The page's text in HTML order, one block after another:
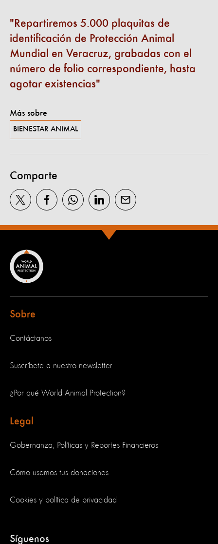
Repartiremos 5.000 plaquitas de
identificación de Protección Animal
Mundial en Veracruz, grabadas con el
número de folio correspondiente, hasta
agotar existencias
Más sobre
BIENESTAR ANIMAL
Comparte
Sobre
Contáctanos
Suscríbete a nuestro newsletter
¿Por qué World Animal Protection?
Legal
Gobernanza, Políticas y Reportes Financieros
Cómo usamos tus donaciones
Cookies y política de privacidad
Síguenos